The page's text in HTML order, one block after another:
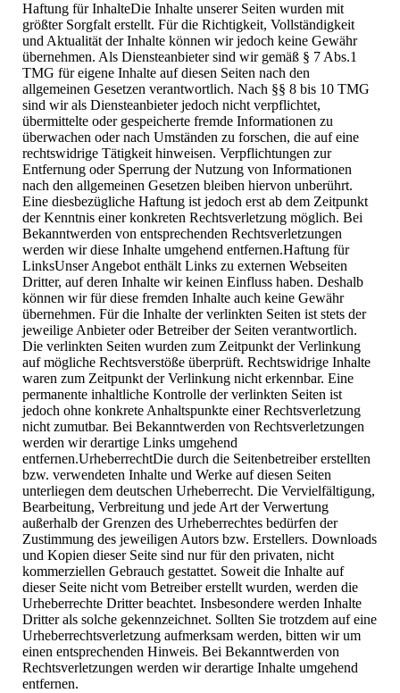
Haftung für InhalteDie Inhalte unserer Seiten wurden mit
größter Sorgfalt erstellt. Für die Richtigkeit, Vollständigkeit
und Aktualität der Inhalte können wir jedoch keine Gewähr
übernehmen. Als Diensteanbieter sind wir gemäß § 7 Abs.1
TMG für eigene Inhalte auf diesen Seiten nach den
allgemeinen Gesetzen verantwortlich. Nach §§ 8 bis 10 TMG
sind wir als Diensteanbieter jedoch nicht verpflichtet,
übermittelte oder gespeicherte fremde Informationen zu
überwachen oder nach Umständen zu forschen, die auf eine
rechtswidrige Tätigkeit hinweisen. Verpflichtungen zur
Entfernung oder Sperrung der Nutzung von Informationen
nach den allgemeinen Gesetzen bleiben hiervon unberührt.
Eine diesbezügliche Haftung ist jedoch erst ab dem Zeitpunkt
der Kenntnis einer konkreten Rechtsverletzung möglich. Bei
Bekanntwerden von entsprechenden Rechtsverletzungen
werden wir diese Inhalte umgehend entfernen.Haftung für
LinksUnser Angebot enthält Links zu externen Webseiten
Dritter, auf deren Inhalte wir keinen Einfluss haben. Deshalb
können wir für diese fremden Inhalte auch keine Gewähr
übernehmen. Für die Inhalte der verlinkten Seiten ist stets der
jeweilige Anbieter oder Betreiber der Seiten verantwortlich.
Die verlinkten Seiten wurden zum Zeitpunkt der Verlinkung
auf mögliche Rechtsverstöße überprüft. Rechtswidrige Inhalte
waren zum Zeitpunkt der Verlinkung nicht erkennbar. Eine
permanente inhaltliche Kontrolle der verlinkten Seiten ist
jedoch ohne konkrete Anhaltspunkte einer Rechtsverletzung
nicht zumutbar. Bei Bekanntwerden von Rechtsverletzungen
werden wir derartige Links umgehend
entfernen.UrheberrechtDie durch die Seitenbetreiber erstellten
bzw. verwendeten Inhalte und Werke auf diesen Seiten
unterliegen dem deutschen Urheberrecht. Die Vervielfältigung,
Bearbeitung, Verbreitung und jede Art der Verwertung
außerhalb der Grenzen des Urheberrechtes bedürfen der
Zustimmung des jeweiligen Autors bzw. Erstellers. Downloads
und Kopien dieser Seite sind nur für den privaten, nicht
kommerziellen Gebrauch gestattet. Soweit die Inhalte auf
dieser Seite nicht vom Betreiber erstellt wurden, werden die
Urheberrechte Dritter beachtet. Insbesondere werden Inhalte
Dritter als solche gekennzeichnet. Sollten Sie trotzdem auf eine
Urheberrechtsverletzung aufmerksam werden, bitten wir um
einen entsprechenden Hinweis. Bei Bekanntwerden von
Rechtsverletzungen werden wir derartige Inhalte umgehend
entfernen.